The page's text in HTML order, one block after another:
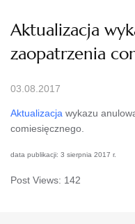
Aktualizacja
zaopatrzenia
03.08.2017
Aktualizacja wykazu
comiesięcznego.
data publikacji: 3 sierpnia 2017 r.
Post Views: 142